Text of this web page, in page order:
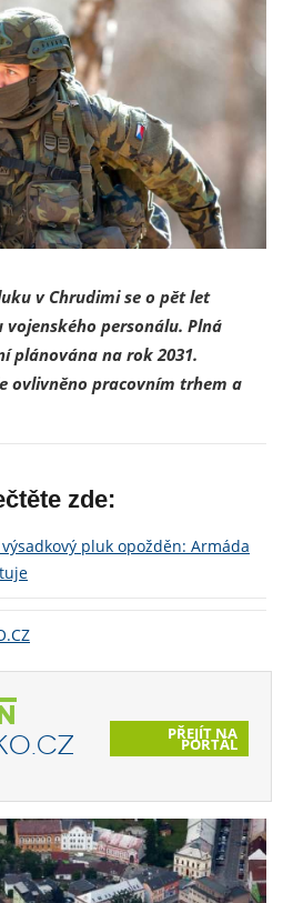
v Chrudimi se o pět let
personálu. Plná
plánována na rok 2031.
ovlivněno pracovním trhem a
zde:
pluk opožděn: Armáda
PŘEJÍT NA
PORTÁL